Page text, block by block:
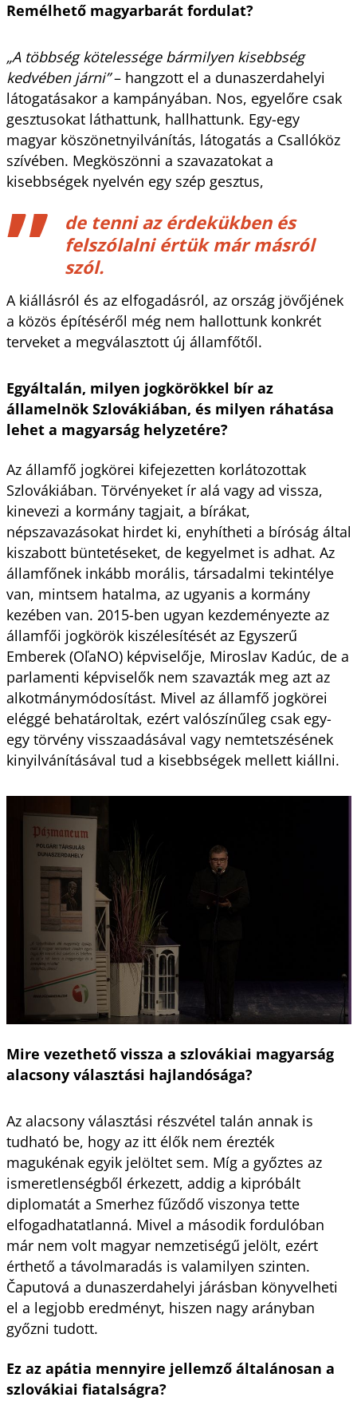
Remélhető magyarbarát fordulat?
„A többség kötelessége bármilyen kisebbség
kedvében járni”– hangzott el a dunaszerdahelyi
látogatásakor a kampányában. Nos, egyelőre csak
gesztusokat láthattunk, hallhattunk. Egy-egy
magyar köszönetnyilvánítás, látogatás a Csallóköz
szívében. Megköszönni a szavazatokat a
kisebbségek nyelvén egy szép gesztus,
de tenni az érdekükben és
felszólalni értük már másról
szól.
A kiállásról és az elfogadásról, az ország jövőjének
a közös építéséről még nem hallottunk konkrét
terveket a megválasztott új államfőtől.
Egyáltalán, milyen jogkörökkel bír az
államelnök Szlovákiában, és milyen ráhatása
lehet a magyarság helyzetére?
Az államfő jogkörei kifejezetten korlátozottak
Szlovákiában. Törvényeket ír alá vagy ad vissza,
kinevezi a kormány tagjait, a bírákat,
népszavazásokat hirdet ki, enyhítheti a bíróság által
kiszabott büntetéseket, de kegyelmet is adhat. Az
államfőnek inkább morális, társadalmi tekintélye
van, mintsem hatalma, az ugyanis a kormány
kezében van. 2015-ben ugyan kezdeményezte az
államfői jogkörök kiszélesítését az Egyszerű
Emberek (OľaNO) képviselője, Miroslav Kadúc, de a
parlamenti képviselők nem szavazták meg azt az
alkotmánymódosítást. Mivel az államfő jogkörei
eléggé behatároltak, ezért valószínűleg csak egy-
egy törvény visszaadásával vagy nemtetszésének
kinyilvánításával tud a kisebbségek mellett kiállni.
Mire vezethető vissza a szlovákiai magyarság
alacsony választási hajlandósága?
Az alacsony választási részvétel talán annak is
tudható be, hogy az itt élők nem érezték
magukénak egyik jelöltet sem. Míg a győztes az
ismeretlenségből érkezett, addig a kipróbált
diplomatát a Smerhez fűződő viszonya tette
elfogadhatatlanná. Mivel a második fordulóban
már nem volt magyar nemzetiségű jelölt, ezért
érthető a távolmaradás is valamilyen szinten.
Čaputová a dunaszerdahelyi járásban könyvelheti
el a legjobb eredményt, hiszen nagy arányban
győzni tudott.
Ez az apátia mennyire jellemző általánosan a
szlovákiai fiatalságra?